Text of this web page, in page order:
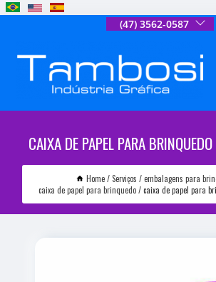
(47) 3562-0587
CAIXA DE PAPEL PARA
Home Serviços
embalagens para
caixa de papel para brinquedo
caixa de papel para